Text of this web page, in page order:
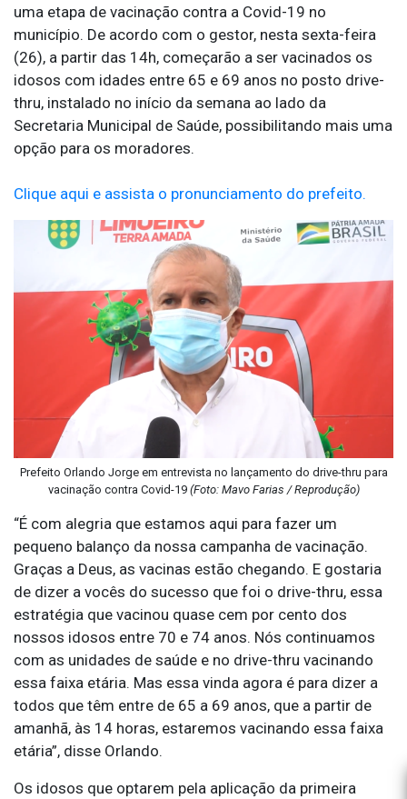
uma etapa de vacinação contra a Covid-19 no
município. De acordo com o gestor, nesta sexta-feira
(26), a partir das 14h, começarão a ser vacinados os
idosos com idades entre 65 e 69 anos no posto drive-
thru, instalado no início da semana ao lado da
Secretaria Municipal de Saúde, possibilitando mais uma
opção para os moradores.
Clique aqui e assista o pronunciamento do prefeito.
Prefeito Orlando Jorge em entrevista no lançamento do drive-thru para
vacinação contra Covid-19 (Foto: Mavo Farias / Reprodução)
“É com alegria que estamos aqui para fazer um
pequeno balanço da nossa campanha de vacinação.
Graças a Deus, as vacinas estão chegando. E gostaria
de dizer a vocês do sucesso que foi o drive-thru, essa
estratégia que vacinou quase cem por cento dos
nossos idosos entre 70 e 74 anos. Nós continuamos
com as unidades de saúde e no drive-thru vacinando
essa faixa etária. Mas essa vinda agora é para dizer a
todos que têm entre de 65 a 69 anos, que a partir de
amanhã, às 14 horas, estaremos vacinando essa faixa
etária”, disse Orlando.
Os idosos que optarem pela aplicação da primeira